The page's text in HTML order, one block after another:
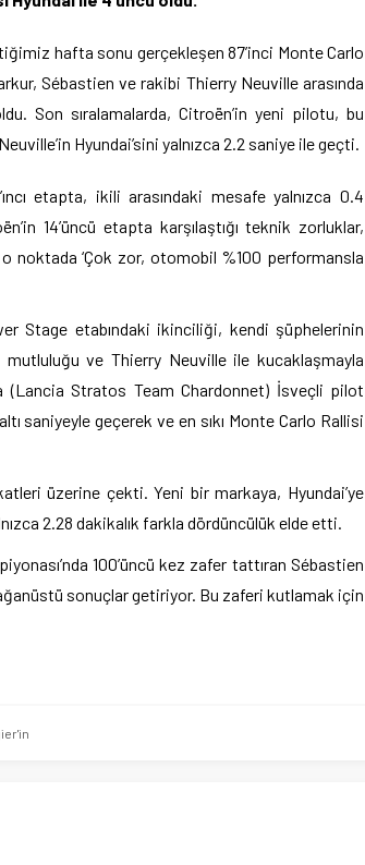
hafta sonu gerçekleşen 87’inci Monte Carlo
Sébastien ve rakibi Thierry Neuville arasında
Son sıralamalarda, Citroën’in yeni pilotu, bu
Hyundai’sini yalnızca 2.2 saniye ile geçti.
etapta, ikili arasındaki mesafe yalnızca 0.4
14’üncü etapta karşılaştığı teknik zorluklar,
o noktada ‘Çok zor, otomobil %100 performansla
Stage etabındaki ikinciliği, kendi şüphelerinin
ve Thierry Neuville ile kucaklaşmayla
(Lancia Stratos Team Chardonnet) İsveçli pilot
saniyeyle geçerek ve en sıkı Monte Carlo Rallisi
üzerine çekti. Yeni bir markaya, Hyundai’ye
2.28 dakikalık farkla dördüncülük elde etti.
100’üncü kez zafer tattıran Sébastien
sonuçlar getiriyor. Bu zaferi kutlamak için